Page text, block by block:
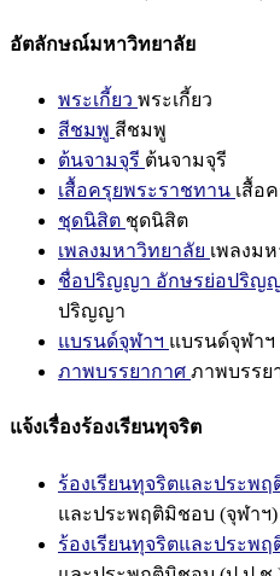
อัตลักษณ์มหาวิทยาลัย
พระเกี้ยว พระเกี้ยว
สีชมพู สีชมพู
ต้นจามจุรี ต้นจามจุรี
เสื้อครุยพระราชทาน เสื้อ
ชุดนิสิต ชุดนิสิต
เพลงมหาวิทยาลัย เพลงม
ชื่อปริญญา อักษรย่อปริญ
ปริญญา
แบรนด์จุฬาฯ แบรนด์จุฬาฯ
ภาพบรรยากาศ ภาพบรรย
แจ้งเรื่องร้องเรียนทุจริต
ร้องเรียนทุจริตและประพ
และประพฤติมิชอบ (จุฬาฯ)
ร้องเรียนทุจริตและประพ